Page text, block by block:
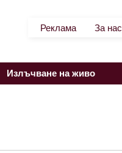
Реклама За нас
Излъчване на живо